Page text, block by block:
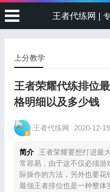
王者代练网 |
上分教学
王者荣耀代练排位
格明细以及多少钱
王者代练网 2020-12-19
简介
王者荣耀要想打进最
常容易，由于这不仅必须游
际操作的方法，另外也要花
最強王者排位也是一种整体